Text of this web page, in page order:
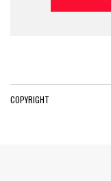
COPYRIGHT